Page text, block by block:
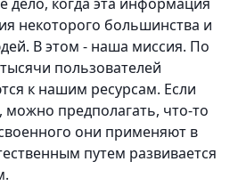
дело, когда эта информация
некоторого большинства и
В этом - наша миссия. По
пользователей
к нашим ресурсам. Если
можно предполагать, что-то
они применяют в
путем развивается